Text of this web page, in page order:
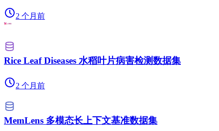
2 个月前
Rice Leaf Diseases 水稻叶片病害检测数据集
2 个月前
MemLens 多模态长上下文基准数据集